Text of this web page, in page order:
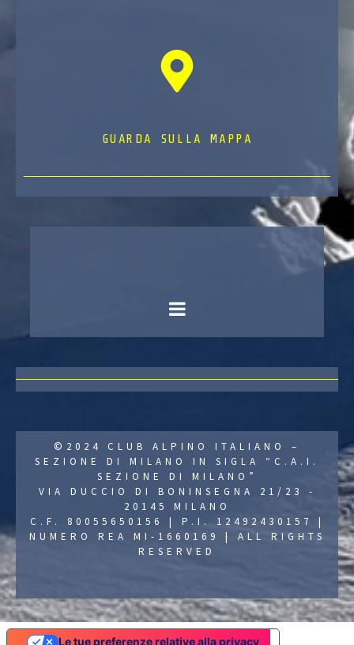
GUARDA SULLA MAPPA
©2024 CLUB ALPINO ITALIANO –
SEZIONE DI MILANO IN SIGLA “C.A.I.
SEZIONE DI MILANO”
VIA DUCCIO DI BONINSEGNA 21/23 -
20145 MILANO
C.F. 80055650156 | P.I. 12492430157 |
NUMERO REA MI-1660169 | ALL RIGHTS
RESERVED
Le tue preferenze relative alla privacy